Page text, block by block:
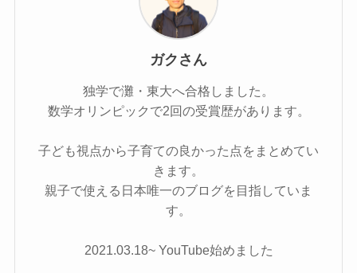
ガクさん
独学で灘・東大へ合格しました。
数学オリンピックで2回の受賞歴があります。
子ども視点から子育ての良かった点をまとめてい
きます。
親子で使える日本唯一のブログを目指していま
す。
2021.03.18~ YouTube始めました